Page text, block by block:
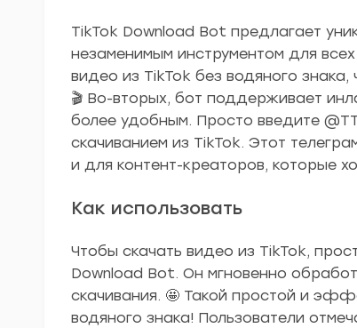
TikTok Download Bot предлагает
незаменимым инструментом для
видео из TikTok без водяного
🎬 Во-вторых, бот поддерживает
более удобным. Просто введите
скачиванием из TikTok. Этот
и для контент-креаторов, которые
Как использовать
Чтобы скачать видео из TikTok,
Download Bot. Он мгновенно
скачивания. 🤩 Такой простой и
водяного знака! Пользователи